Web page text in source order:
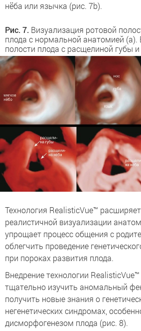
нёба или язычка (рис. 7b).
Рис. 7. Визуализация ротовой
плода с нормальной анатомией (a).
полости плода с расщелиной губы и
Технология RealisticVue™
реалистичной визуализации
упрощает процесс общения с
облегчить проведение
при пороках развития плода.
Внедрение технологии
тщательно изучить аномальный
получить новые знания о
негенетических синдромах,
дисморфогенезом плода (рис. 8).